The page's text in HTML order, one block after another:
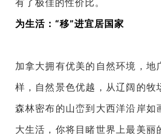
有了极佳的性价比。
为生活：“移”进宜居国家
加拿大拥有优美的自然环境，地
样，自然景色优越，从辽阔的牧
森林密布的山峦到大西洋沿岸如
大生活，你将目睹世界上最美丽